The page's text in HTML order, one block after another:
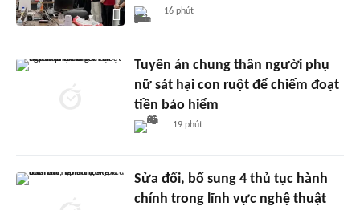
16 phút
Tuyên án chung thân người phụ
nữ sát hại con ruột để chiếm đoạt
tiền bảo hiểm
19 phút
Sửa đổi, bổ sung 4 thủ tục hành
chính trong lĩnh vực nghệ thuật